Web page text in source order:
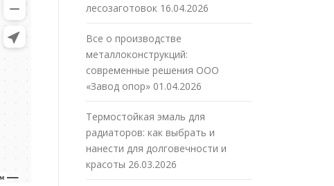
лесозаготовок 16.04.2026
Все о производстве
металлоконструкций:
современные решения ООО
«Завод опор» 01.04.2026
Термостойкая эмаль для
радиаторов: как выбрать и
нанести для долговечности и
красоты 26.03.2026